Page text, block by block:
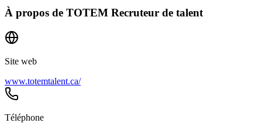
À propos de TOTEM Recruteur de talent
Site web
www.totemtalent.ca/
Téléphone